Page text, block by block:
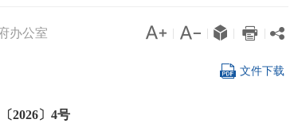
办公室     
 文件下载
2026〕4号